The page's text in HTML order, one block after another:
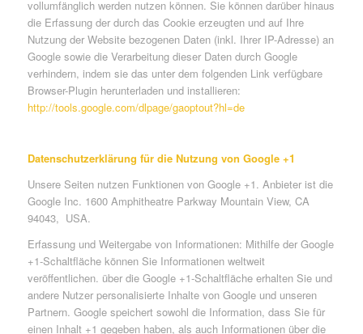
vollumfänglich werden nutzen können. Sie können darüber hinaus
die Erfassung der durch das Cookie erzeugten und auf Ihre
Nutzung der Website bezogenen Daten (inkl. Ihrer IP-Adresse) an
Google sowie die Verarbeitung dieser Daten durch Google
verhindern, indem sie das unter dem folgenden Link verfügbare
Browser-Plugin herunterladen und installieren:
http://tools.google.com/dlpage/gaoptout?hl=de
Datenschutzerklärung für die Nutzung von Google +1
Unsere Seiten nutzen Funktionen von Google +1. Anbieter ist die
Google Inc. 1600 Amphitheatre Parkway Mountain View, CA
94043, USA.
Erfassung und Weitergabe von Informationen: Mithilfe der Google
+1-Schaltfläche können Sie Informationen weltweit
veröffentlichen. über die Google +1-Schaltfläche erhalten Sie und
andere Nutzer personalisierte Inhalte von Google und unseren
Partnern. Google speichert sowohl die Information, dass Sie für
einen Inhalt +1 gegeben haben, als auch Informationen über die